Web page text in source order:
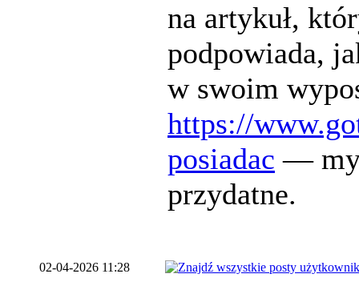
na artykuł,
podpowiada,
w swoim
https://
posiadac —
przydatne.
02-04-2026 11:28